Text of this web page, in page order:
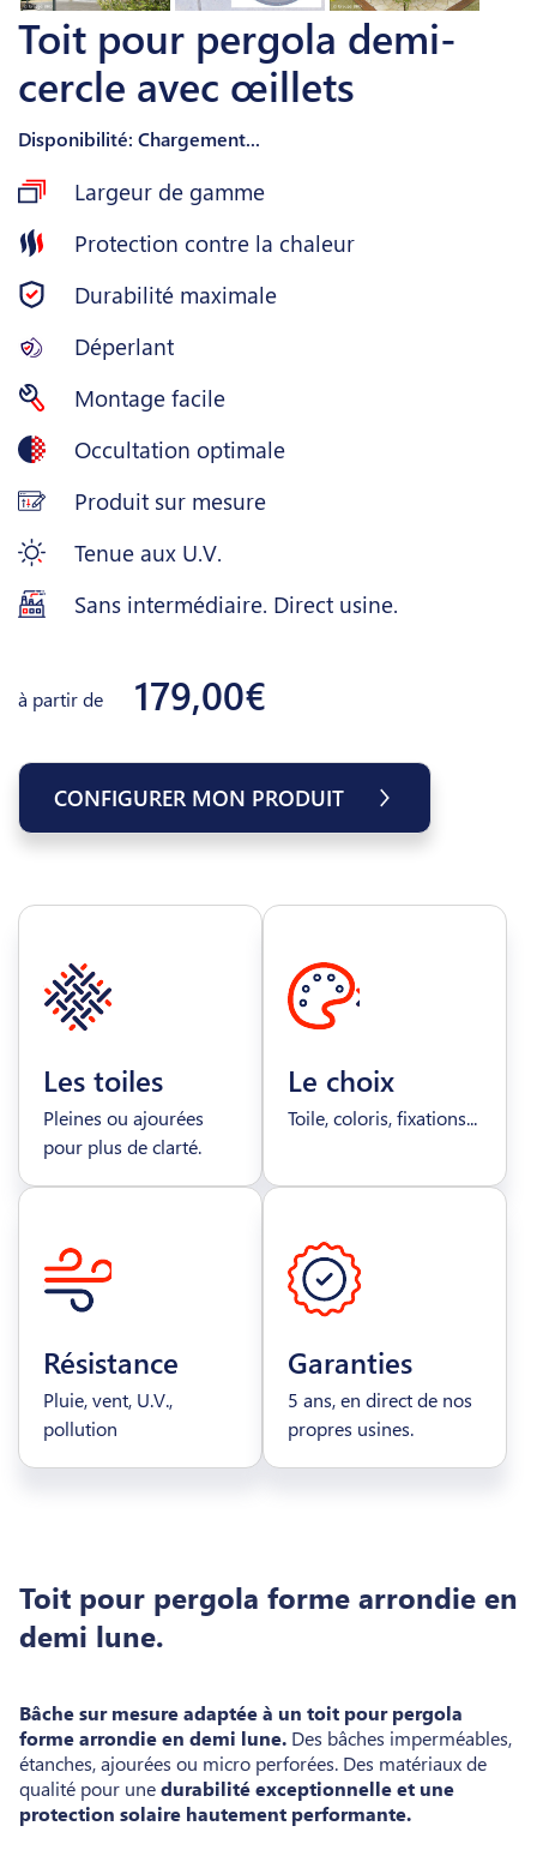
Toit pour pergola demi-
cercle avec œillets
Disponibilité: Chargement...
Largeur de gamme
Protection contre la chaleur
Durabilité maximale
Déperlant
Montage facile
Occultation optimale
Produit sur mesure
Tenue aux U.V.
Sans intermédiaire. Direct usine.
à partir de 179,00€
CONFIGURER MON PRODUIT
Les toiles
Pleines ou ajourées
pour plus de clarté.
Le choix
Toile, coloris, fixations...
Résistance
Pluie, vent, U.V.,
pollution
Garanties
5 ans, en direct de nos
propres usines.
Toit pour pergola forme arrondie en
demi lune.
Bâche sur mesure adaptée à un toit pour pergola
forme arrondie en demi lune. Des bâches imperméables,
étanches, ajourées ou micro perforées. Des matériaux de
qualité pour unedurabilité exceptionnelle et une
protection solaire hautement performante.